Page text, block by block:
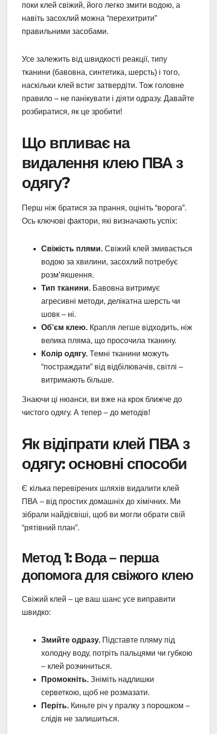
поки клей свіжий, його легко змити водою, а
навіть засохлий можна “перехитрити”
правильними засобами.
Усе залежить від швидкості реакції, типу
тканини (бавовна, синтетика, шерсть) і того,
наскільки клей встиг затвердіти. Тож головне
правило – не панікувати і діяти одразу. Давайте
розбиратися, як це зробити!
Що впливає на
видалення клею ПВА з
одягу?
Перш ніж братися за прання, оцініть “ворога”.
Ось ключові фактори, які визначають успіх:
Свіжість плями. Свіжий клей змивається
водою за хвилини, засохлий потребує
розм’якшення.
Тип тканини. Бавовна витримує
агресивні методи, делікатна шерсть чи
шовк – ні.
Об’єм клею. Крапля легше відходить, ніж
велика пляма, що просочила тканину.
Колір одягу. Темні тканини можуть
“постраждати” від відбілювачів, світлі –
витримають більше.
Знаючи ці нюанси, ви вже на крок ближче до
чистого одягу. А тепер – до методів!
Як відіпрати клей ПВА з
одягу: основні способи
Є кілька перевірених шляхів видалити клей
ПВА – від простих домашніх до хімічних. Ми
зібрали найдієвіші, щоб ви могли обрати свій
“рятівний план”.
Метод 1: Вода – перша
допомога для свіжого клею
Свіжий клей – це ваш шанс усе виправити
швидко:
Змийте одразу. Підставте пляму під
холодну воду, потріть пальцями чи губкою
– клей розчиниться.
Промокніть. Зніміть надлишки
серветкою, щоб не розмазати.
Періть. Киньте річ у пралку з порошком –
слідів не залишиться.